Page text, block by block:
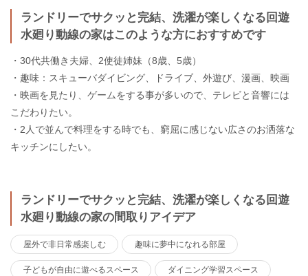
ランドリーでサクッと完結、洗濯が楽しくなる回遊
水廻り動線の家はこのような方におすすめです
・30代共働き夫婦、2使徒姉妹（8歳、5歳）
・趣味：スキューバダイビング、ドライブ、外遊び、漫画、映画
・映画を見たり、ゲームをする事が多いので、テレビと音響には
こだわりたい。
・2人で並んで料理をする時でも、窮屈に感じない広さのお洒落な
キッチンにしたい。
ランドリーでサクッと完結、洗濯が楽しくなる回遊
水廻り動線の家の間取りアイデア
屋外で非日常感楽しむ 趣味に夢中になれる部屋
子どもが自由に遊べるスペース ダイニング学習スペース